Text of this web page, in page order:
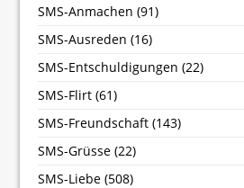
SMS-Anmachen (91)
SMS-Ausreden (16)
SMS-Entschuldigungen (22)
SMS-Flirt (61)
SMS-Freundschaft (143)
SMS-Grüsse (22)
SMS-Liebe (508)